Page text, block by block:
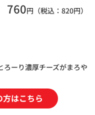
760円（税込： 820円）
ろーり濃厚チーズがまろや
はこちら